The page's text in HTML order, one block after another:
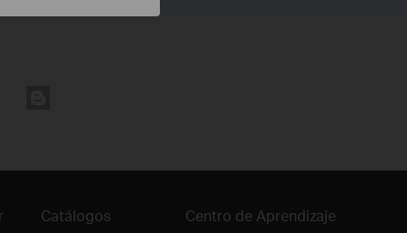
Catálogos Centro de Aprendizaje